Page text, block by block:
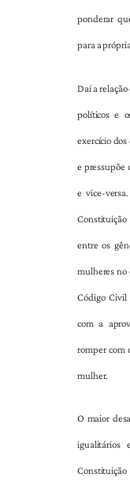
ponderar
para a
Daí a
políticos e
exercício
e pressupõe
e vice-
entre os
mulheres no
Código Civil
com a
romper com
mulher.
O maior
igualitários